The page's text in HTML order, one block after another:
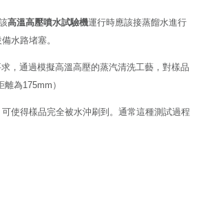
高溫高壓噴水試驗機運行時應該接蒸餾水進行
水路堵塞。
，通過模擬高溫高壓的蒸汽清洗工藝，對樣品
為175mm）
使得樣品完全被水沖刷到。通常這種測試過程